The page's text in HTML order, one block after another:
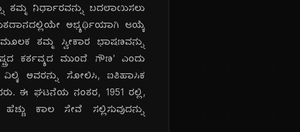
ತಮ್ಮ ನಿರ್ಧಾರವನ್ನು ಬದಲಾಯಿಸಲು
ಅಭ್ಯರ್ಥಿಯಾಗಿ ಆಯ್ಕೆ
ತಮ್ಮ ಸ್ವೀಕಾರ ಭಾಷಣವನ್ನು
ಕರ್ತವ್ಯದ ಮುಂದೆ ಗೌಣ' ಎಂದು
ಅವರನ್ನು ಸೋಲಿಸಿ, ಐತಿಹಾಸಿಕ
ಈ ಘಟನೆಯ ನಂತರ, 1951 ರಲ್ಲಿ,
ಕಾಲ ಸೇವೆ ಸಲ್ಲಿಸುವುದನ್ನು